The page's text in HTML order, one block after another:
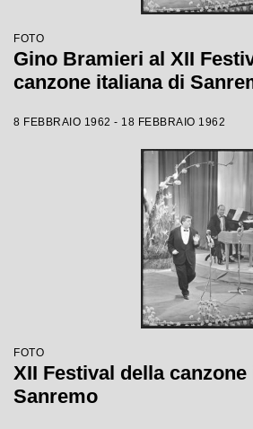
FOTO
Gino Bramieri al XII
canzone italiana di
8 FEBBRAIO 1962 - 18 FEBBRAIO 1962
FOTO
XII Festival della
Sanremo